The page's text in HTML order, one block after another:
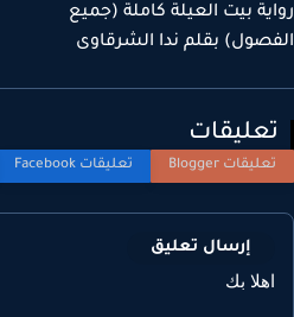
بيت العيلة كاملة (جميع
بقلم ندا الشرقاوى
إرسال تعليق
بك